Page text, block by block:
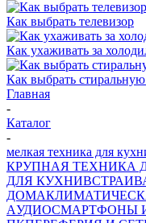
Как выбрать телевизор
Как ухаживать за
Как выбрать
Главная
-
Каталог
-
мелкая техника для
КРУПНАЯ ТЕХНИКА
ДЛЯ КУХНИ
ДОМА
AУДИОСМАРТФОНЫ